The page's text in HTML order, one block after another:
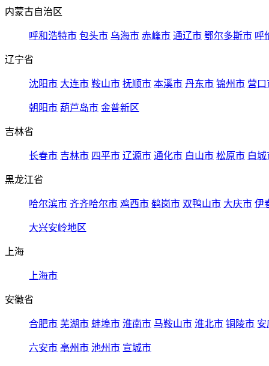
内蒙古自治区
呼和浩特市 包头市 乌海市 赤峰市 通辽市 鄂尔多斯市 呼
辽宁省
沈阳市 大连市 鞍山市 抚顺市 本溪市 丹东市 锦州市 营口
朝阳市 葫芦岛市 金普新区
吉林省
长春市 吉林市 四平市 辽源市 通化市 白山市 松原市 白城
黑龙江省
哈尔滨市 齐齐哈尔市 鸡西市 鹤岗市 双鸭山市 大庆市 伊
大兴安岭地区
上海
上海市
安徽省
合肥市 芜湖市 蚌埠市 淮南市 马鞍山市 淮北市 铜陵市 安
六安市 亳州市 池州市 宣城市